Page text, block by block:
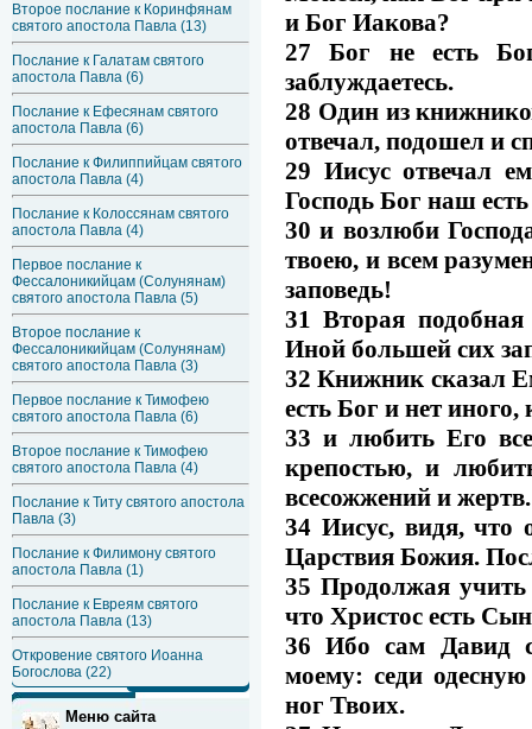
Второе послание к Коринфянам
святого апостола Павла (13)
Послание к Галатам святого
апостола Павла (6)
Послание к Ефесянам святого
апостола Павла (6)
Послание к Филиппийцам святого
апостола Павла (4)
Послание к Колоссянам святого
апостола Павла (4)
Первое послание к
Фессалоникийцам (Солунянам)
святого апостола Павла (5)
Второе послание к
Фессалоникийцам (Солунянам)
святого апостола Павла (3)
Первое послание к Тимофею
святого апостола Павла (6)
Второе послание к Тимофею
святого апостола Павла (4)
Послание к Титу святого апостола
Павла (3)
Послание к Филимону святого
апостола Павла (1)
Послание к Евреям святого
апостола Павла (13)
Откровение святого Иоанна
Богослова (22)
Меню сайта
и Бог Иакова?
27 Бог не есть
заблуждаетесь.
28 Один из
отвечал, подошел и
29 Иисус отвечал
Господь Бог наш
30 и возлюби
твоею, и всем
заповедь!
31 Вторая
Иной большей сих
32 Книжник сказал
есть Бог и нет
33 и любить Его
крепостью, и
всесожжений и жертв.
34 Иисус, видя, что
Царствия Божия.
35 Продолжая
что Христос есть
36 Ибо сам Давид
моему: седи
ног Твоих.